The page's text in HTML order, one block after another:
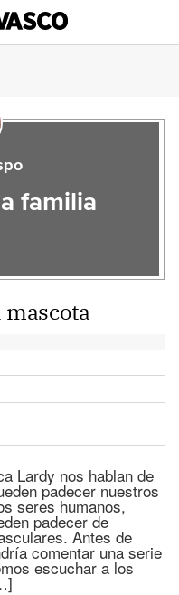
familia
mascota
Lardy nos hablan de
padecer nuestros
seres humanos,
padecer de
Antes de
comentar una serie
escuchar a los